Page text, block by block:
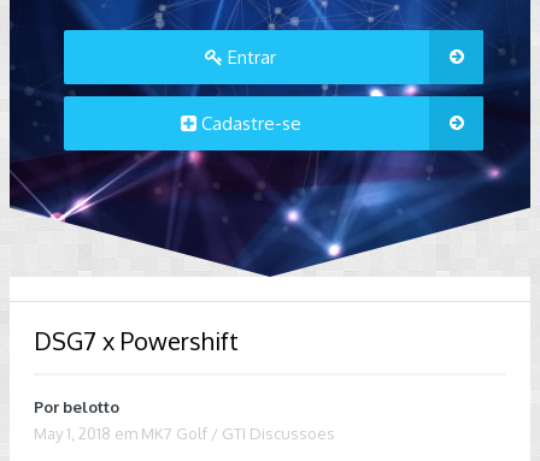
Entrar
Cadastre-se
DSG7 x Powershift
Por belotto
May 1, 2018 em MK7 Golf / GTI Discussoes